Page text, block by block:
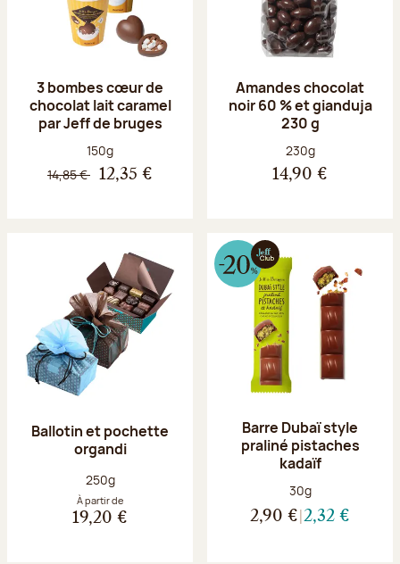
3 bombes cœur de
chocolat lait caramel
par Jeff de bruges
Poids net :
150g
14,85 € 12,35 €
Amandes chocolat
noir 60 % et gianduja
230 g
Poids net :
230g
14,90 €
Ballotin et pochette
organdi
Poids net :
250g
À partir de
19,20 €
Barre Dubaï style
praliné pistaches
kadaïf
Poids net :
30g
2,90 € 2,32 €